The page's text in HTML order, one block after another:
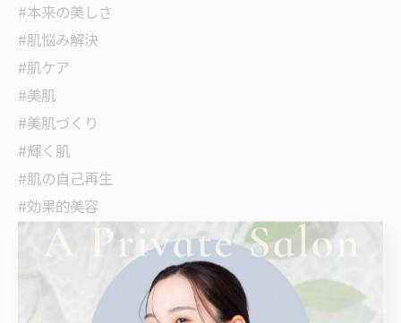
#本来の美しさ
#肌悩み解決
#肌ケア
#美肌
#美肌づくり
#輝く肌
#肌の自己再生
#効果的美容
#肌年齢若返り
#お客様の声